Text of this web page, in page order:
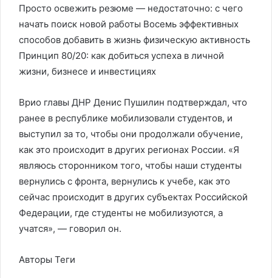
Просто освежить резюме — недостаточно: с чего
начать поиск новой работы Восемь эффективных
способов добавить в жизнь физическую активность
Принцип 80/20: как добиться успеха в личной
жизни, бизнесе и инвестициях
Врио главы ДНР Денис Пушилин подтверждал, что
ранее в республике мобилизовали студентов, и
выступил за то, чтобы они продолжали обучение,
как это происходит в других регионах России. «Я
являюсь сторонником того, чтобы наши студенты
вернулись с фронта, вернулись к учебе, как это
сейчас происходит в других субъектах Российской
Федерации, где студенты не мобилизуются, а
учатся», — говорил он.
Авторы Теги